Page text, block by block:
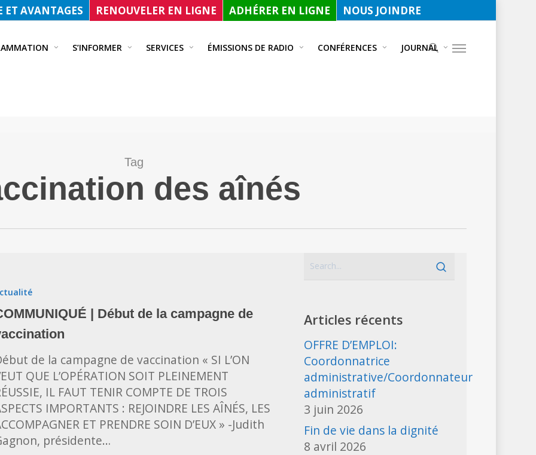
ET AVANTAGES RENOUVELER EN LIGNE ADHÉRER EN LIGNE
NOUS JOINDRE
S’INFORMER SERVICES ÉMISSIONS DE RADIO CONFÉRENCES JOURNAL
Tag
des aînés
| Début de la campagne de
de la campagne de vaccination « SI L’ON
QUE L’OPÉRATION SOIT PLEINEMENT
IL FAUT TENIR COMPTE DE TROIS
IMPORTANTS : REJOINDRE LES AÎNÉS, LES
ET PRENDRE SOIN D’EUX » -Judith
présidente…
Articles récents
OFFRE D’EMPLOI:
Coordonnatrice
administrative/Coordonnateur
administratif
3 juin 2026
Fin de vie dans la dignité
8 avril 2026